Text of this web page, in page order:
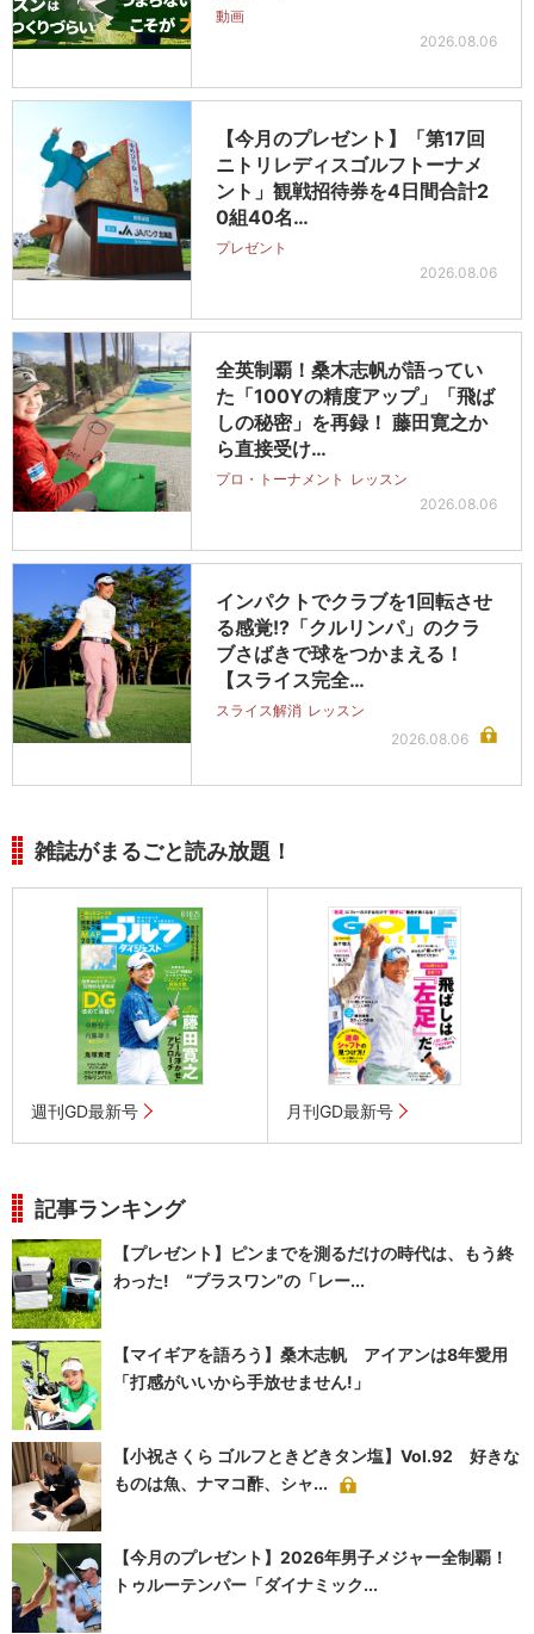
動画
2026.08.06
【今月のプレゼント】「第17回
ニトリレディスゴルフトーナメ
ント」観戦招待券を4日間合計2
0組40名…
プレゼント
2026.08.06
全英制覇！桑木志帆が語ってい
た「100Yの精度アップ」「飛ば
しの秘密」を再録！ 藤田寛之か
ら直接受け…
プロ・トーナメント レッスン
2026.08.06
インパクトでクラブを1回転させ
る感覚!?「クルリンパ」のクラ
ブさばきで球をつかまえる！
【スライス完全…
スライス解消 レッスン
2026.08.06
雑誌がまるごと読み放題！
週刊GD最新号 月刊GD最新号
記事ランキング
【プレゼント】ピンまでを測るだけの時代は、もう終
わった! “プラスワン”の「レー...
【マイギアを語ろう】桑木志帆 アイアンは8年愛用
「打感がいいから手放せません!」
【小祝さくら ゴルフときどきタン塩】Vol.92 好きな
ものは魚、ナマコ酢、シャ...
【今月のプレゼント】2026年男子メジャー全制覇！
トゥルーテンパー「ダイナミック...